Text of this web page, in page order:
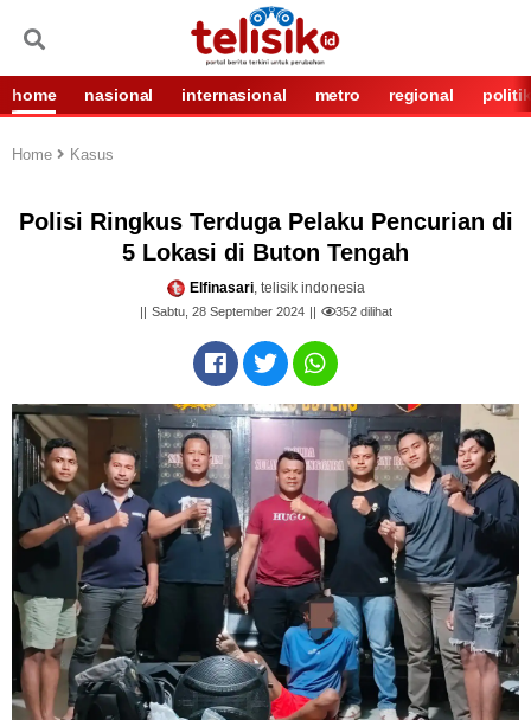
home nasional internasional metro regional politik
Home Kasus
Polisi Ringkus Terduga Pelaku Pencurian di
5 Lokasi di Buton Tengah
Elfinasari, telisik indonesia
Sabtu, 28 September 2024 352dilihat